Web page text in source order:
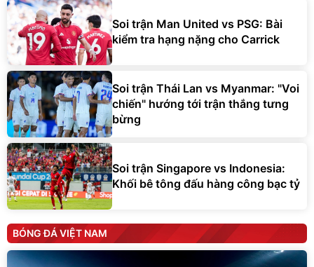
Soi trận Man United vs PSG: Bài
kiểm tra hạng nặng cho Carrick
Soi trận Thái Lan vs Myanmar: "Voi
chiến" hướng tới trận thắng tưng
bừng
Soi trận Singapore vs Indonesia:
Khối bê tông đấu hàng công bạc tỷ
BÓNG ĐÁ VIỆT NAM